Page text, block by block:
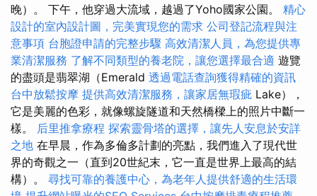
晚）。 下午，他穿過大流域，越過了Yoho國家公園。 精心
設計的室內設計圖，完美實現您的需求 公司登記流程與注
意事項 台胞證申請的完整步驟 高效清潔人員，為您提供專
業清潔服務 了解不同類型的養老院，讓您選擇最合適 遊覽
的盡頭是翡翠湖（Emerald 透過電話查詢獲得精確的資訊
台中放鬆按摩 提供高效清潔服務，讓家居無瑕疵 Lake），
它是美麗的色彩，就像螺旋隧道和天然橋樑上的照片中斷一
樣。 后里推拿療程 探索靈骨塔的選擇，讓先人安息於安詳
之地 在早晨，作為多倫多計劃的亮點，我們進入了現代世
界的奇觀之一（直到20世紀末，它一直是世界上最高的結
構）。 尋找可靠的養護中心，為老年人提供舒適的生活環